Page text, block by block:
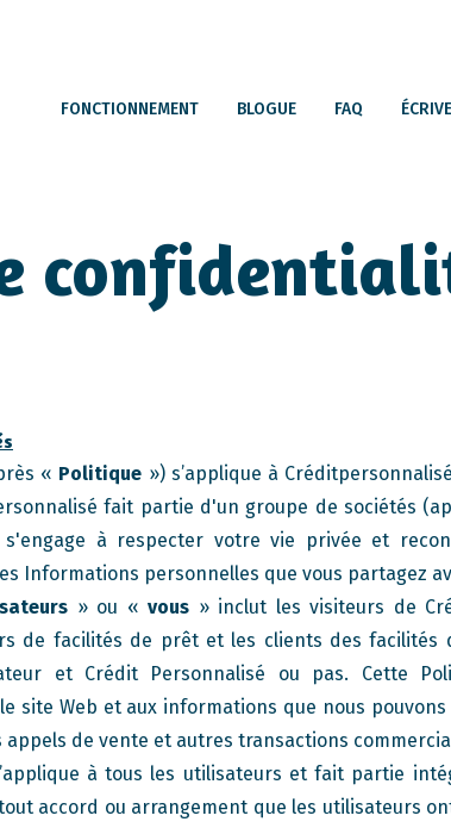
FONCTIONNEMENT BLOGUE FAQ
« Politique ») s’applique à
fait partie d'un groupe de sociétés
s'engage à respecter votre vie privée et
Informations personnelles que vous partagez
» ou «vous » inclut les visiteurs de
de facilités de prêt et les clients des facilités
et Crédit Personnalisé ou pas. Cette
site Web et aux informations que nous
de vente et autres transactions
à tous les utilisateurs et fait partie
accord ou arrangement que les utilisateurs